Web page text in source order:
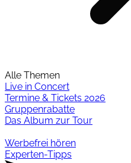
Alle Themen
Live in Concert
Termine & Tickets 2026
Gruppenrabatte
Das Album zur Tour
Werbefrei hören
Experten-Tipps